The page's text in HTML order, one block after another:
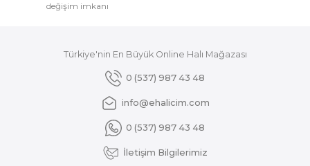
Gönder
değişim imkanı
Türkiye'nin En Büyük Online Halı Mağazası
0 (537) 987 43 48
info@ehalicim.com
0 (537) 987 43 48
İletişim Bilgilerimiz